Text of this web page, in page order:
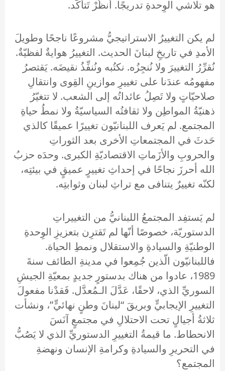
هو تلاشي الوِحدةِ تدريجًا. أُنظُرْ تَتأكّد.
لم يكن التغييرُ الاستراتيجيُّ مشروعًا ناجحًا وطويلَ
الأمدِ في تاريخِ لبنانَ الحديث. التغييرُ هوايةٌ لفظيّةٌ.
نُقرِّرُ التغييرَ ولا نُنجِزُه. نكتُبه ونُنفِّذُ نقيضَه. يَقتصرُ
مفهومُه عندَنا على تغييرِ موازينِ القِوى وانتقالِ
صلاحيّاتٍ ولا تَصِلُ عائداتُه إلى الشعب. لا تتغيّرُ
ذهنيّةُ المواطِن ولا ثقافتُه السياسيّةُ ولا نمطُ حياةِ
المجتمع. لم يَعرف اللبنانيّون تغييرًا عميقًا كالذي
حَدثَ في المجتمعاتِ الأخرى بعد الثوراتِ
والحروبِ والأزَماتِ الاقتصاديّةِ الكبرى. وحدَه حزبُ
الله أحرزَ نجاحًا في إحداثِ تغييرٍ عميقٍ في بيئتِه،
لكنّه تغييرٌ يتنافى مع تراثِ لبنان وثوابتِه.
لم يَستفِد المجتمعُ اللبنانيُّ من التغييراتِ
الدستوريّة، خصوصًا أنّها لم تَقترِن بتعزيزِ الوِحدةِ
الوطنيّةِ والسيادةِ والاستقلال ونمطِ الحياة.
فاللبنانيّون الّذين جُمِعوا في مدينةِ الطائف سنةَ
1989، عادوا من هناك بدستورٍ جديدٍ بمعيّةِ الجيشِ
السوريِّ الذي، لاحقًا، عَدَّلَ الـمُعدَّل. فَقدْنا مفعولَ
التغييرِ الإيجابيٍّ وبريقَ “لبنانَ وطنٍ نهائيٍّ”، ونشأت
ثلاثةُ أجيالٍ تحت الاحتلالِ في مجتمعٍ آنَسَ
الانحطاط. ما قيمةُ التغييرِ الدستوريِّ الذي لا يَصُبُّ
في التحريرِ والسيادةِ وكرامةِ الإنسان ونهضةِ
المجتمع؟